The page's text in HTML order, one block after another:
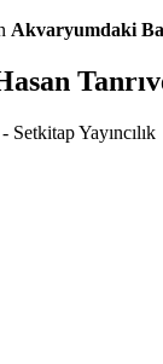
Akvaryumdaki
Yayıncılık